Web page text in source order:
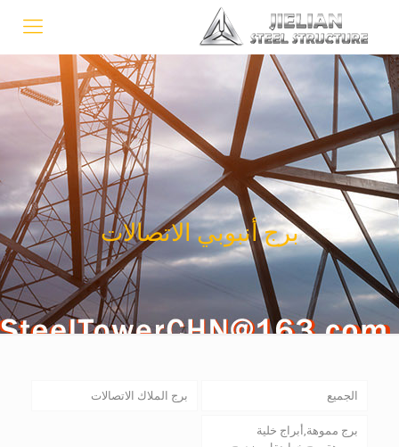
برج أنبوبي الاتصالات
الجميع برج الملاك الاتصالات
برج مموهة,أبراج خلية